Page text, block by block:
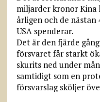
miljarder kronor Kina
årligen och de
USA spenderar.
Det är den fjärde
försvaret får starkt
skurits ned under
samtidigt som en
försvarslag sköljer